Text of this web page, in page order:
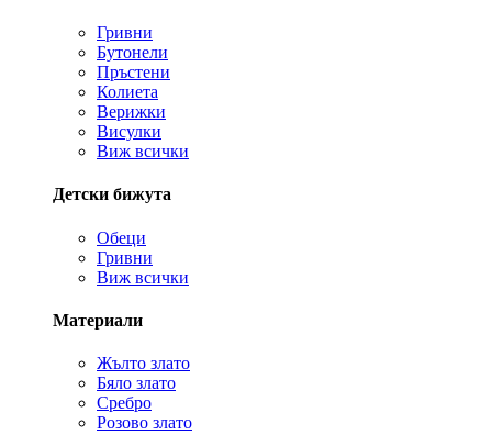
Гривни
Бутонели
Пръстени
Колиета
Верижки
Висулки
Виж всички
Детски бижута
Обеци
Гривни
Виж всички
Материали
Жълто злато
Бяло злато
Сребро
Розово злато